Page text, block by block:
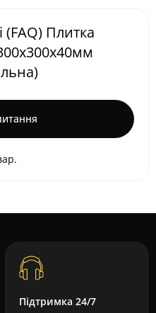
(FAQ) Плитка
Підтримка 24/7